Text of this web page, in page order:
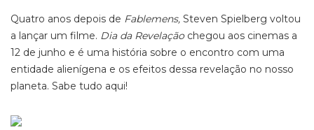
Quatro anos depois de Fablemens, Steven Spielberg voltou
a lançar um filme. Dia da Revelação chegou aos cinemas a
12 de junho e é uma história sobre o encontro com uma
entidade alienígena e os efeitos dessa revelação no nosso
planeta. Sabe tudo aqui!